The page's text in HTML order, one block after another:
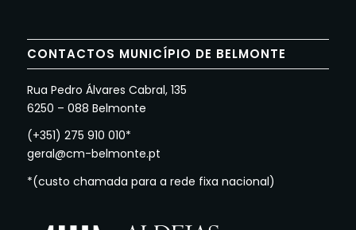
CONTACTOS MUNICÍPIO DE BELMONTE
Rua Pedro Álvares Cabral, 135
6250 – 088 Belmonte
(+351) 275 910 010*
geral@cm-belmonte.pt
*(custo chamada para a rede fixa nacional)